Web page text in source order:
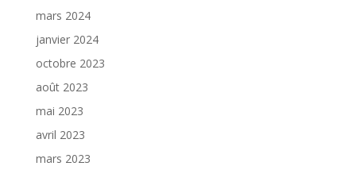
mars 2024
janvier 2024
octobre 2023
août 2023
mai 2023
avril 2023
mars 2023